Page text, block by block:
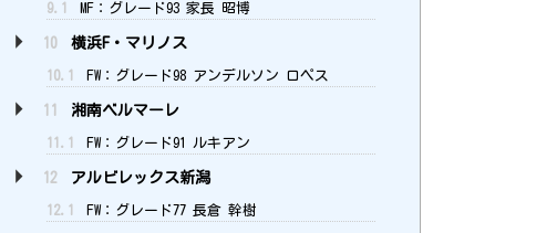
9.1 MF：グレード93 家長 昭博
10 横浜F・マリノス
10.1 FW：グレード98 アンデルソン ロペス
11 湘南ベルマーレ
11.1 FW：グレード91 ルキアン
12 アルビレックス新潟
12.1 FW：グレード77 長倉 幹樹